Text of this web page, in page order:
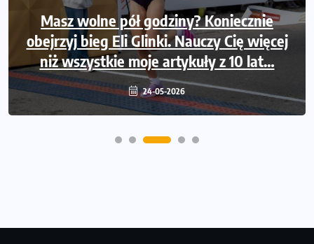
Masz wolne pół godziny? Koniecznie
obejrzyj bieg Eli Glinki. Nauczy Cię więcej
niż wszystkie moje artykuły z 10 lat…
24-05-2026
AKTUALNOŚCI CZYTELNIA WYDARZENIA
Gesty warte więcej niż zwycięstwo? Fair
play w sporcie
09-12-2025